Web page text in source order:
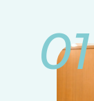
01